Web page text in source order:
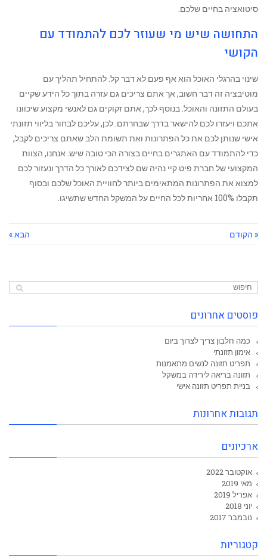
סיטואציה בחיים שלכם.
התחושה שיש מי שעוזר לכם להתמודד עם
הקושי
‏שינוי ‏בהרגלי האוכל הוא אף פעם לא דבר קל. להתחיל תהליך עם
מוטיבציה זה דבר חשוב, אך אתם צריכים גם עזרה בתוך כל הידע שקיים
בעולם התזונה והאוכל. בנוסף לכך, אתם זקוקים גם לאנשי מקצוע שיכוונו
אתכם ויעזרו לכם להישאר בדרך שבחרתם. לכן, עליכם לבחור בליווי תזונתי
אישי שנותן לכם את כל הפתרונות ואת תשומת הלב שאתם צריכים לקבל,
כדי להתמודד עם האתגרים בחיים בצורה הכי טובה שיש. אנחנו, הצוות
המקצועי של חברת פיט קיי נהיה שם לצידכם לאורך כל הדרך ונעזור לכם
למצוא את הפתרונות המתאימים ביותר לחוויית האוכל שלכם ובסוף
תקבלו 100% אחריות לכל החיים על המשקל החדש שתשיגו.
« הקודם הבא »
פוסטים אחרונים
כמה חלבון צריך לצרוך ביום
אימון תזונתי
תפריט תזונה לנשים מתאמנות
תזונה בריאה לירידה במשקל
בניית תפריט תזונה אישי
תגובות אחרונות
ארכיונים
אוקטובר 2022
מאי 2019
אפריל 2019
יוני 2018
נובמבר 2017
קטגוריות